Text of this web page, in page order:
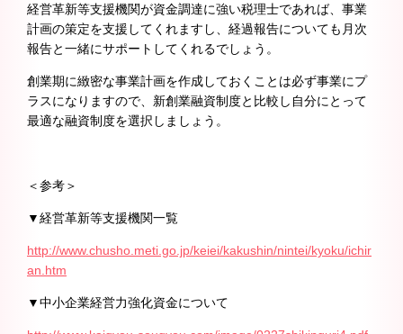
経営革新等支援機関が資金調達に強い税理士であれば、事業
計画の策定を支援してくれますし、経過報告についても月次
報告と一緒にサポートしてくれるでしょう。
創業期に緻密な事業計画を作成しておくことは必ず事業にプ
ラスになりますので、新創業融資制度と比較し自分にとって
最適な融資制度を選択しましょう。
＜参考＞
▼経営革新等支援機関一覧
http://www.chusho.meti.go.jp/keiei/kakushin/nintei/kyoku/ichir
an.htm
▼中小企業経営力強化資金について